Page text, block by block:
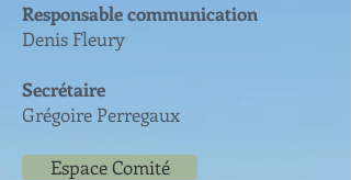
Responsable communication
Denis Fleury
Secrétaire
Grégoire Perregaux
Espace Comité